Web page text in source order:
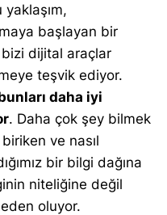
başlayan bir
dijital araçlar
teşvik ediyor.
daha iyi
. Daha çok şey bilmek
ve nasıl
bir bilgi dağına
niteliğine değil
oluyor.